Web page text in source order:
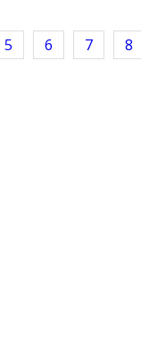
5 6 7 8